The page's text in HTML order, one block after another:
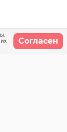
Согласен